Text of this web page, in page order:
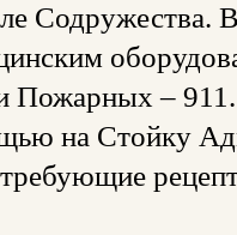
Содружества.
– 911.
на Стойку
требующие